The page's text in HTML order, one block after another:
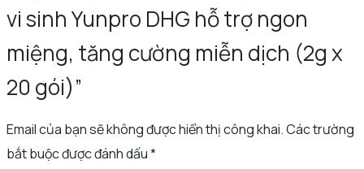
vi sinh Yunpro DHG hỗ trợ ngon
miệng, tăng cường miễn dịch (2g x
20 gói)”
Email của bạn sẽ không được hiển thị công khai.Các trường
bắt buộc được đánh dấu*